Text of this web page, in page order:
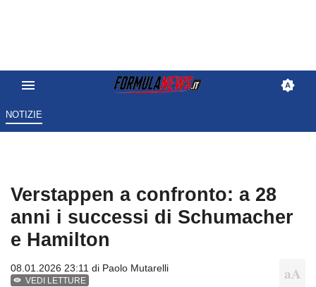
NOTIZIE
Verstappen a confronto: a 28
anni i successi di Schumacher
e Hamilton
08.01.2026 23:11 di Paolo Mutarelli
VEDI LETTURE